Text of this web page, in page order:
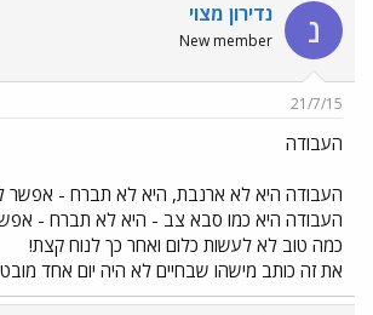
נ נדירון מצוי
New member
21/7/15
העבודה
העבודה היא לא ארנבת, היא לא תברח -
העבודה היא כמו סבא צב - היא לא תברח -
כמה טוב לא לעשות כלום ואחר כך לנוח קצת!
את זה כותב מישהו שבחיים לא היה יום אחד